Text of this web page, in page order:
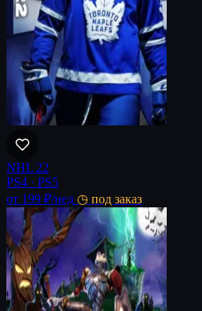
NHL 22
PS4 · PS5
от 199 ₽/нед ◷ под заказ